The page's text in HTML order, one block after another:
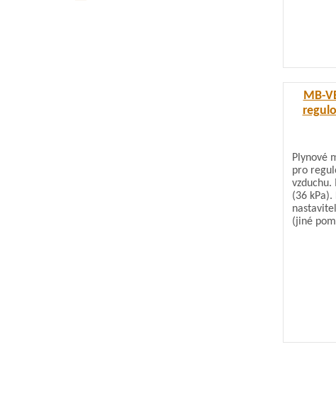
MB-
Plynové
pro
(36 kPa).
(jiné